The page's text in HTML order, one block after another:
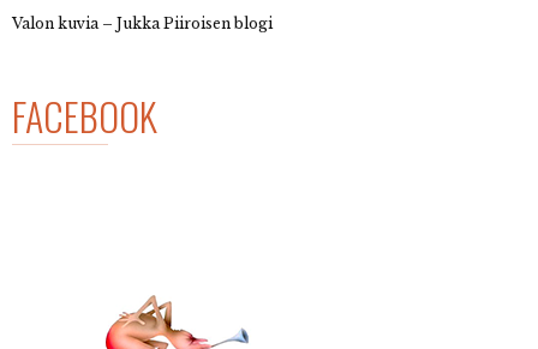
Valon kuvia – Jukka Piiroisen blogi
FACEBOOK